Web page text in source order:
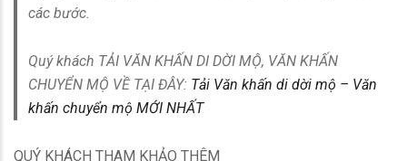
các bước.
Quý khách TẢI VĂN KHẤN DI DỜI MỘ, VĂN KHẤN
CHUYỂN MỘ VỀ TẠI ĐÂY: Tải Văn khấn di dời mộ – Văn
khấn chuyển mộ MỚI NHẤT
QUÝ KHÁCH THAM KHẢO THÊM